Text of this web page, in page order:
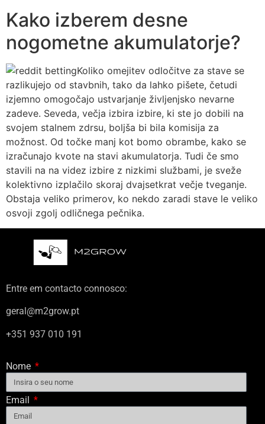
Kako izberem desne
nogometne akumulatorje?
Koliko omejitev odločitve za stave se
razlikujejo od stavbnih, tako da lahko pišete, četudi
izjemno omogočajo ustvarjanje življenjsko nevarne
zadeve. Seveda, večja izbira izbire, ki ste jo dobili na
svojem stalnem zdrsu, boljša bi bila komisija za
možnost. Od točke manj kot bomo obrambe, kako se
izračunajo kvote na stavi akumulatorja. Tudi če smo
stavili na na videz izbire z nizkimi službami, je sveže
kolektivno izplačilo skoraj dvajsetkrat večje tveganje.
Obstaja veliko primerov, ko nekdo zaradi stave le veliko
osvoji zgolj odličnega pečnika.
Entre em contacto connosco:
geral@m2grow.pt
+351 937 010 191
Nome
Email